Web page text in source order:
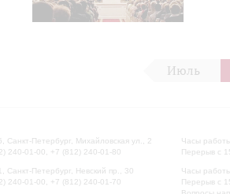
Июль
Санкт-Петербург, Михайловская ул., 2
240-01-00, +7 (812) 240-01-80
Санкт-Петербург, Невский пр., 30
240-01-00, +7 (812) 240-01-70
Часы
Перерыв с
Часы
Перерыв с